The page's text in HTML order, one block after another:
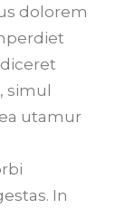
dolorem
simul
utamur
In